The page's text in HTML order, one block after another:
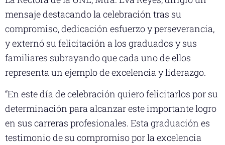
mensaje destacando la celebración tras su
compromiso, dedicación esfuerzo y perseverancia,
y externó su felicitación a los graduados y sus
familiares subrayando que cada uno de ellos
representa un ejemplo de excelencia y liderazgo.
“En este día de celebración quiero felicitarlos por su
determinación para alcanzar este importante logro
en sus carreras profesionales. Esta graduación es
testimonio de su compromiso por la excelencia